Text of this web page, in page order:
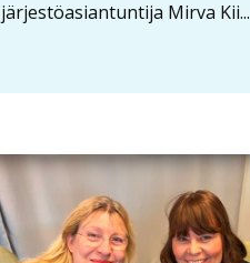
järjestöasiantuntija Mirva Kii...